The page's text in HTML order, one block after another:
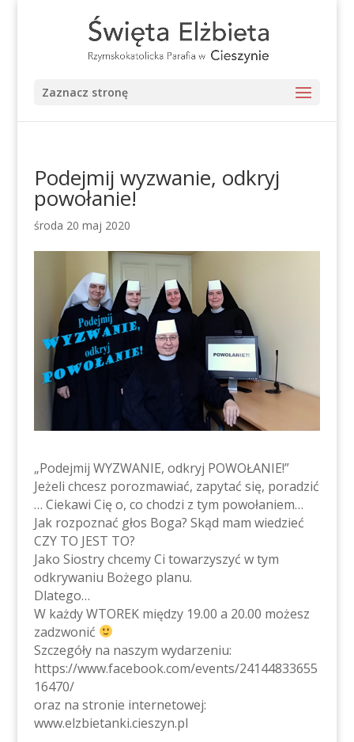
Zaznacz stronę
Podejmij wyzwanie, odkryj
powołanie!
środa 20 maj 2020
„Podejmij WYZWANIE, odkryj POWOŁANIE!”
Jeżeli chcesz porozmawiać, zapytać się, poradzić
… Ciekawi Cię o, co chodzi z tym powołaniem…
Jak rozpoznać głos Boga? Skąd mam wiedzieć
CZY TO JEST TO?
Jako Siostry chcemy Ci towarzyszyć w tym
odkrywaniu Bożego planu.
Dlatego…
W każdy WTOREK między 19.00 a 20.00 możesz
zadzwonić
Szczegóły na naszym wydarzeniu:
https://www.facebook.com/events/24144833655
16470/
oraz na stronie internetowej:
www.elzbietanki.cieszyn.pl